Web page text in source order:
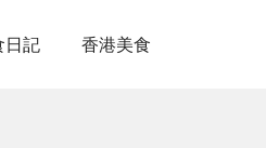
日記 香港美食